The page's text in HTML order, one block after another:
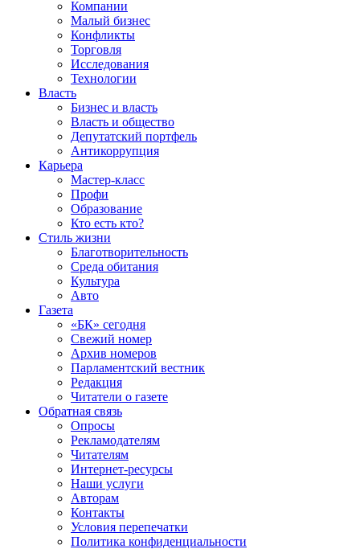
Компании
Малый бизнес
Конфликты
Торговля
Исследования
Технологии
Власть
Бизнес и власть
Власть и общество
Депутатский портфель
Антикоррупция
Карьера
Мастер-класс
Профи
Образование
Кто есть кто?
Стиль жизни
Благотворительность
Среда обитания
Культура
Авто
Газета
«БК» сегодня
Свежий номер
Архив номеров
Парламентский вестник
Редакция
Читатели о газете
Обратная связь
Опросы
Рекламодателям
Читателям
Интернет-ресурсы
Наши услуги
Авторам
Контакты
Условия перепечатки
Политика конфиденциальности